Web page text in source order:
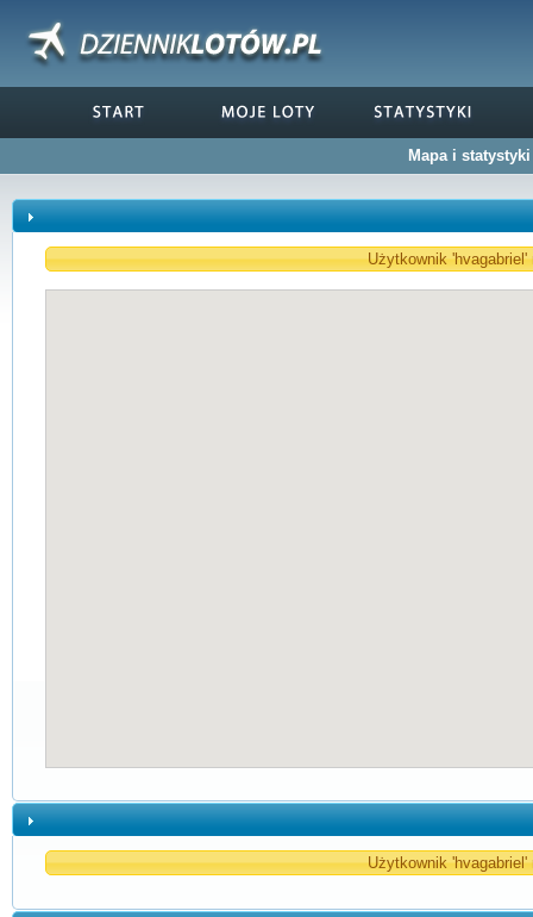
Mapa i
Użytkownik 'hvagabriel'
Użytkownik 'hvagabriel'